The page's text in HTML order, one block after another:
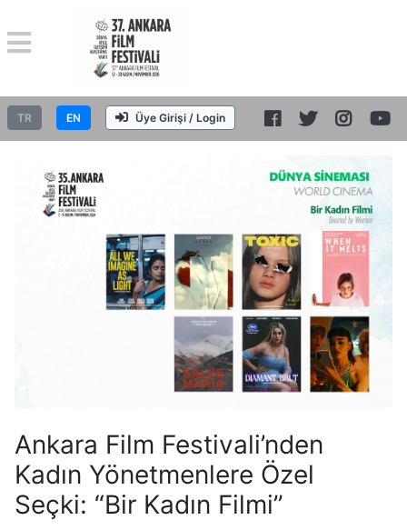
TR EN Üye Girişi / Login
Ankara Film Festivali’nden
Kadın Yönetmenlere Özel
Seçki: “Bir Kadın Filmi”